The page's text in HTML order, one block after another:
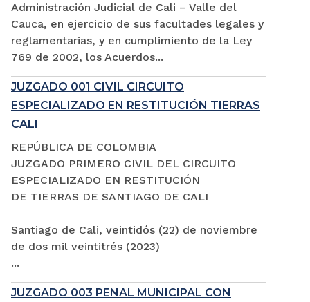
Administración Judicial de Cali – Valle del
Cauca, en ejercicio de sus facultades legales y
reglamentarias, y en cumplimiento de la Ley
769 de 2002, los Acuerdos...
JUZGADO 001 CIVIL CIRCUITO
ESPECIALIZADO EN RESTITUCIÓN TIERRAS
CALI
REPÚBLICA DE COLOMBIA
JUZGADO PRIMERO CIVIL DEL CIRCUITO
ESPECIALIZADO EN RESTITUCIÓN
DE TIERRAS DE SANTIAGO DE CALI
Santiago de Cali, veintidós (22) de noviembre
de dos mil veintitrés (2023)
...
JUZGADO 003 PENAL MUNICIPAL CON